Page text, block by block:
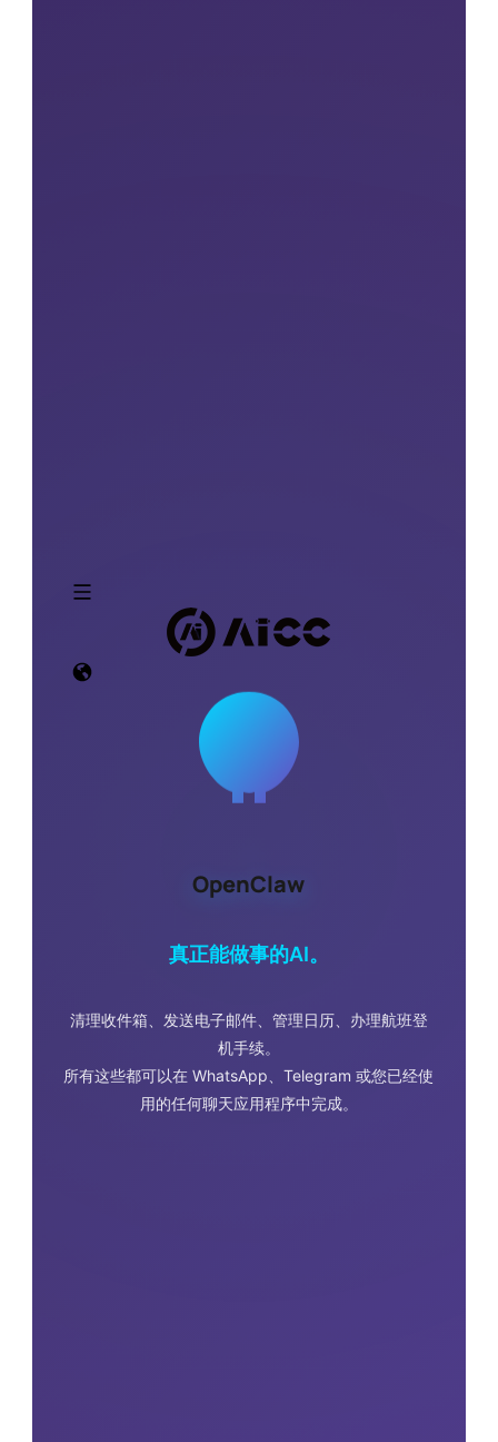
OpenClaw
真正能做事的AI。
清理收件箱、发送电子邮件、管理日历、办理航班登
机手续。
所有这些都可以在 WhatsApp、Telegram 或您已经使
用的任何聊天应用程序中完成。